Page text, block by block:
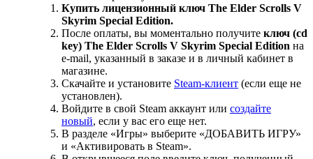
Купить лицензионный ключ The Elder Scrolls V
Skyrim Special Edition.
После оплаты, вы моментально получите ключ (cd
key) The Elder Scrolls V Skyrim Special Edition на
е-mail, указанный в заказе и в личный кабинет в
магазине.
Скачайте и установите Steam-клиент (если еще не
установлен).
Войдите в свой Steam аккаунт или создайте
новый, если у вас его еще нет.
В разделе «Игры» выберите «ДОБАВИТЬ ИГРУ»
и «Активировать в Steam».